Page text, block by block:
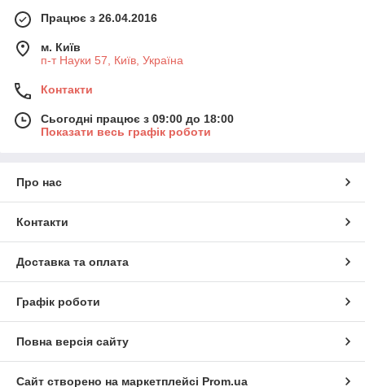
Працює з 26.04.2016
м. Київ
п-т Науки 57, Київ, Україна
Контакти
Сьогодні працює з 09:00 до 18:00
Показати весь графік роботи
Про нас
Контакти
Доставка та оплата
Графік роботи
Повна версія сайту
Сайт створено на маркетплейсі Prom.ua